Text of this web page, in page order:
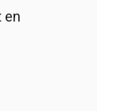
en